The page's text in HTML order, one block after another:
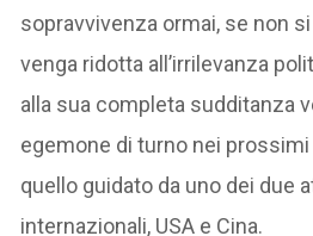
sopravvivenza ormai, se non si
venga ridotta all’irrilevanza
alla sua completa sudditanza
egemone di turno nei
quello guidato da uno dei due
internazionali, USA e Cina.